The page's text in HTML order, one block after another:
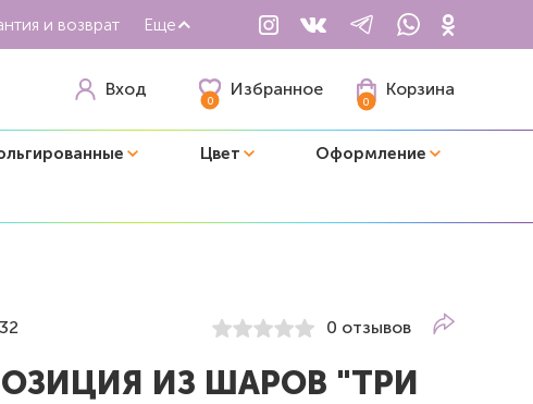
и возврат Еще
Вход
0
Избранное
0
Корзина
Цвет Оформление
0 отзывов
ИЗ ШАРОВ "ТРИ